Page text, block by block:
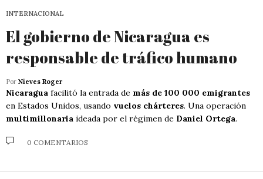
INTERNACIONAL
El gobierno de Nicaragua es
responsable de tráfico humano
Por Nieves Roger
Nicaragua facilitó la entrada de más de 100 000 emigrantes
en Estados Unidos, usando vuelos chárteres. Una operación
multimillonaria ideada por el régimen de Daniel Ortega.
0 COMENTARIOS